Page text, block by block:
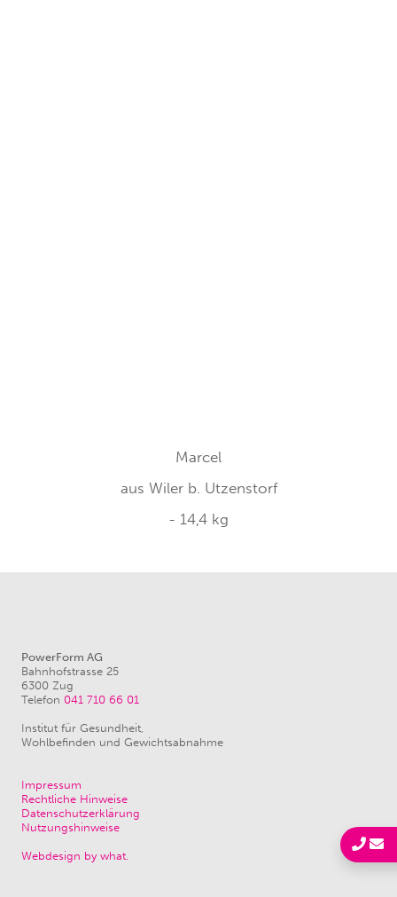
Marcel
aus Wiler b. Utzenstorf
- 14,4 kg
PowerForm AG
Bahnhofstrasse 25
6300 Zug
Telefon 041 710 66 01
Institut für Gesundheit,
Wohlbefinden und Gewichtsabnahme
Impressum
Rechtliche Hinweise
Datenschutzerklärung
Nutzungshinweise
Webdesign by what.